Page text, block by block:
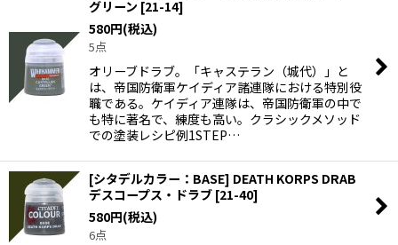
グリーン [21-14]
580円(税込)
5点
オリーブドラブ。「キャステラン（城代）」と
は、帝国防衛軍ケイディア諸連隊における特別役
職である。ケイディア連隊は、帝国防衛軍の中で
も特に著名で、練度も高い。クラシックメソッド
での塗装レシピ例1STEP…
[シタデルカラー：BASE] DEATH KORPS DRAB
デスコープス・ドラブ [21-40]
580円(税込)
6点